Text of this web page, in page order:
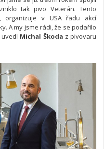
tak pivo Veterán. Tento
organizuje v USA řadu akcí
A my jsme rádi, že se podařilo
Michal Škoda z pivovaru